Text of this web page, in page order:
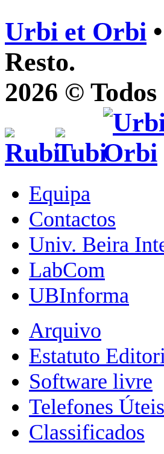
Urbi et Orbi
Resto.
2026 ©
Equipa
Contactos
Univ. Beira
LabCom
UBInforma
Arquivo
Estatuto
Software livre
Telefones Úteis
Classificados